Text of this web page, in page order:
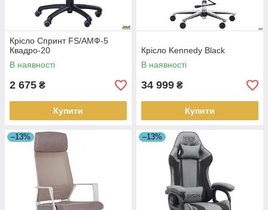
Крісло Спринт FS/АМФ-5
Квадро-20
В наявності
2 675 ₴
Купити
Крісло Kennedy Black
В наявності
34 999 ₴
Купити
–13% –13%